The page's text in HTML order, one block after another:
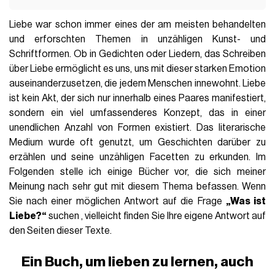
Liebe war schon immer eines der am meisten behandelten
und erforschten Themen in unzähligen Kunst- und
Schriftformen. Ob in Gedichten oder Liedern, das Schreiben
über Liebe ermöglicht es uns, uns mit dieser starken Emotion
auseinanderzusetzen, die jedem Menschen innewohnt. Liebe
ist kein Akt, der sich nur innerhalb eines Paares manifestiert,
sondern ein viel umfassenderes Konzept, das in einer
unendlichen Anzahl von Formen existiert. Das literarische
Medium wurde oft genutzt, um Geschichten darüber zu
erzählen und seine unzähligen Facetten zu erkunden. Im
Folgenden stelle ich einige Bücher vor, die sich meiner
Meinung nach sehr gut mit diesem Thema befassen. Wenn
Sie nach einer möglichen Antwort auf die Frage „Was ist
Liebe?“ suchen , vielleicht finden Sie Ihre eigene Antwort auf
den Seiten dieser Texte.
Ein Buch, um lieben zu lernen, auch